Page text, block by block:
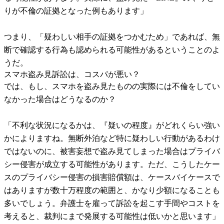
りが不倫の証拠となった例もあります」
つまり、「疑わしい相手の証拠をつかむため」であれば、無
断で確認する行為も認められる可能性があるということのよ
うだ。
スマホ盗み見訴訟は、コスパが悪い？
では、もし、スマホを盗み見たものの実際には不倫をしてい
なかった場合はどうなるのか？
「不利な状況になるかは、『疑いの程度』がどれくらい強い
かによりますね。無断外泊など特に疑わしい行動があるわけ
ではないのに、被害妄想で盗み見てしまった場合はプライバ
シー侵害が成立する可能性があります。ただ、こうしたケー
スのプライバシー侵害の損害賠償額は、ケースバイケースで
はありますが数十万程度の範囲と、かなり少額になることも
多いでしょう。弁護士を雇って訴訟を起こす手間やコストを
考えると、裁判にまで発展する可能性は低いかと思います」